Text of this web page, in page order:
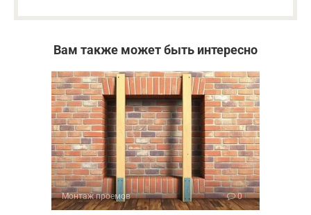
Вам также может быть интересно
Монтаж проемов 0